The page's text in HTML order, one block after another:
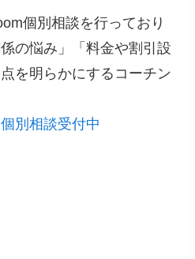
個別相談を行っており
の悩み」「料金や割引設
を明らかにするコーチン
別相談受付中